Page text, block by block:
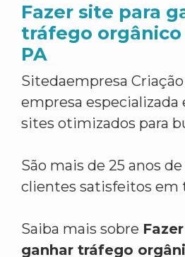
Fazer site para
tráfego
PA
Sitedaempresa
empresa especializada
sites otimizados para
São mais de 25 anos
clientes satisfeitos em
Saiba mais sobre
ganhar tráfego